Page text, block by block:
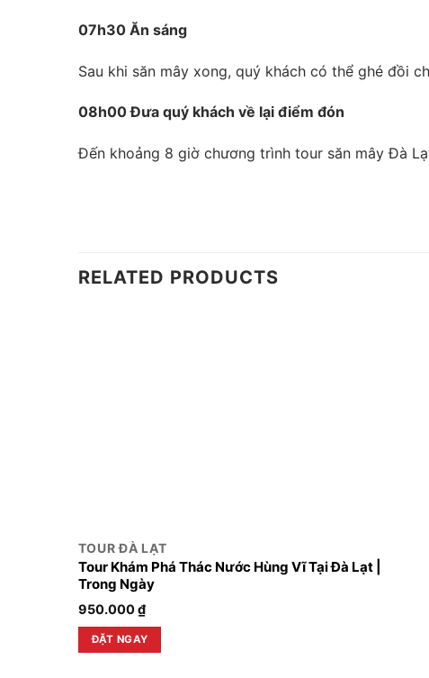
07h30 Ăn sáng
Sau khi săn mây xong, quý khách có thể ghé đồi
08h00 Đưa quý khách về lại điểm đón
Đến khoảng 8 giờ chương trình tour săn mây Đà
RELATED PRODUCTS
TOUR ĐÀ LẠT
Tour Khám Phá Thác Nước Hùng Vĩ Tại Đà Lạt |
Trong Ngày
950.000₫
ĐẶT NGAY